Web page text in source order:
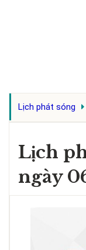
Lịch phát sóng
Lịch
ngày